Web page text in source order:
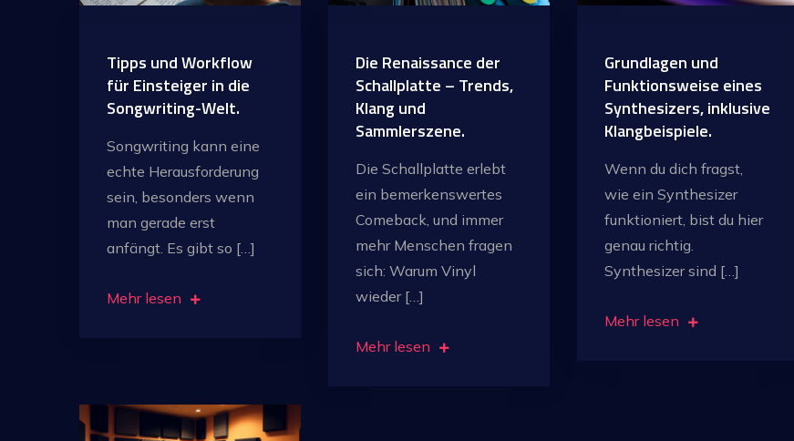
Tipps und Workflow
für Einsteiger in die
Songwriting-Welt.
Songwriting kann eine
echte Herausforderung
sein, besonders wenn
man gerade erst
anfängt. Es gibt so […]
Mehr lesen
Die Renaissance der
Schallplatte – Trends,
Klang und
Sammlerszene.
Die Schallplatte erlebt
ein bemerkenswertes
Comeback, und immer
mehr Menschen fragen
sich: Warum Vinyl
wieder […]
Mehr lesen
Grundlagen und
Funktionsweise eines
Synthesizers, inklusive
Klangbeispiele.
Wenn du dich fragst,
wie ein Synthesizer
funktioniert, bist du hier
genau richtig.
Synthesizer sind […]
Mehr lesen